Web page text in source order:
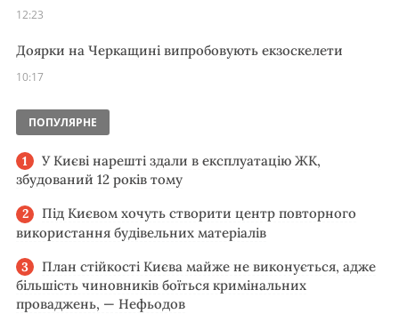
12:23
Доярки на Черкащині випробовують екзоскелети
10:17
ПОПУЛЯРНЕ
У Києві нарешті здали в експлуатацію ЖК,
збудований 12 років тому
Під Києвом хочуть створити центр повторного
використання будівельних матеріалів
План стійкості Києва майже не виконується, адже
більшість чиновників боїться кримінальних
проваджень, — Нефьодов